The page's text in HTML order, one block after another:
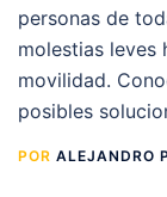
personas de
molestias leves
movilidad.
posibles
POR ALEJANDRO